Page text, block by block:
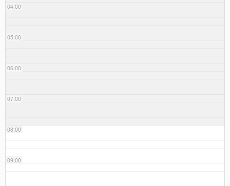
04:00
05:00
06:00
07:00
08:00
09:00